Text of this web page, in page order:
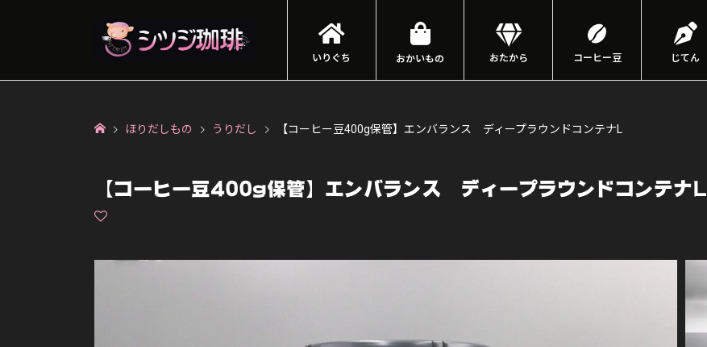
いりぐち おかいもの おたから コーヒー豆 じてん
ほりだしもの うりだし 【コーヒー豆400g保管】エンバランス ディープラウンドコンテナL
【コーヒー豆400g保管】エンバランス ディープラウンドコンテナL